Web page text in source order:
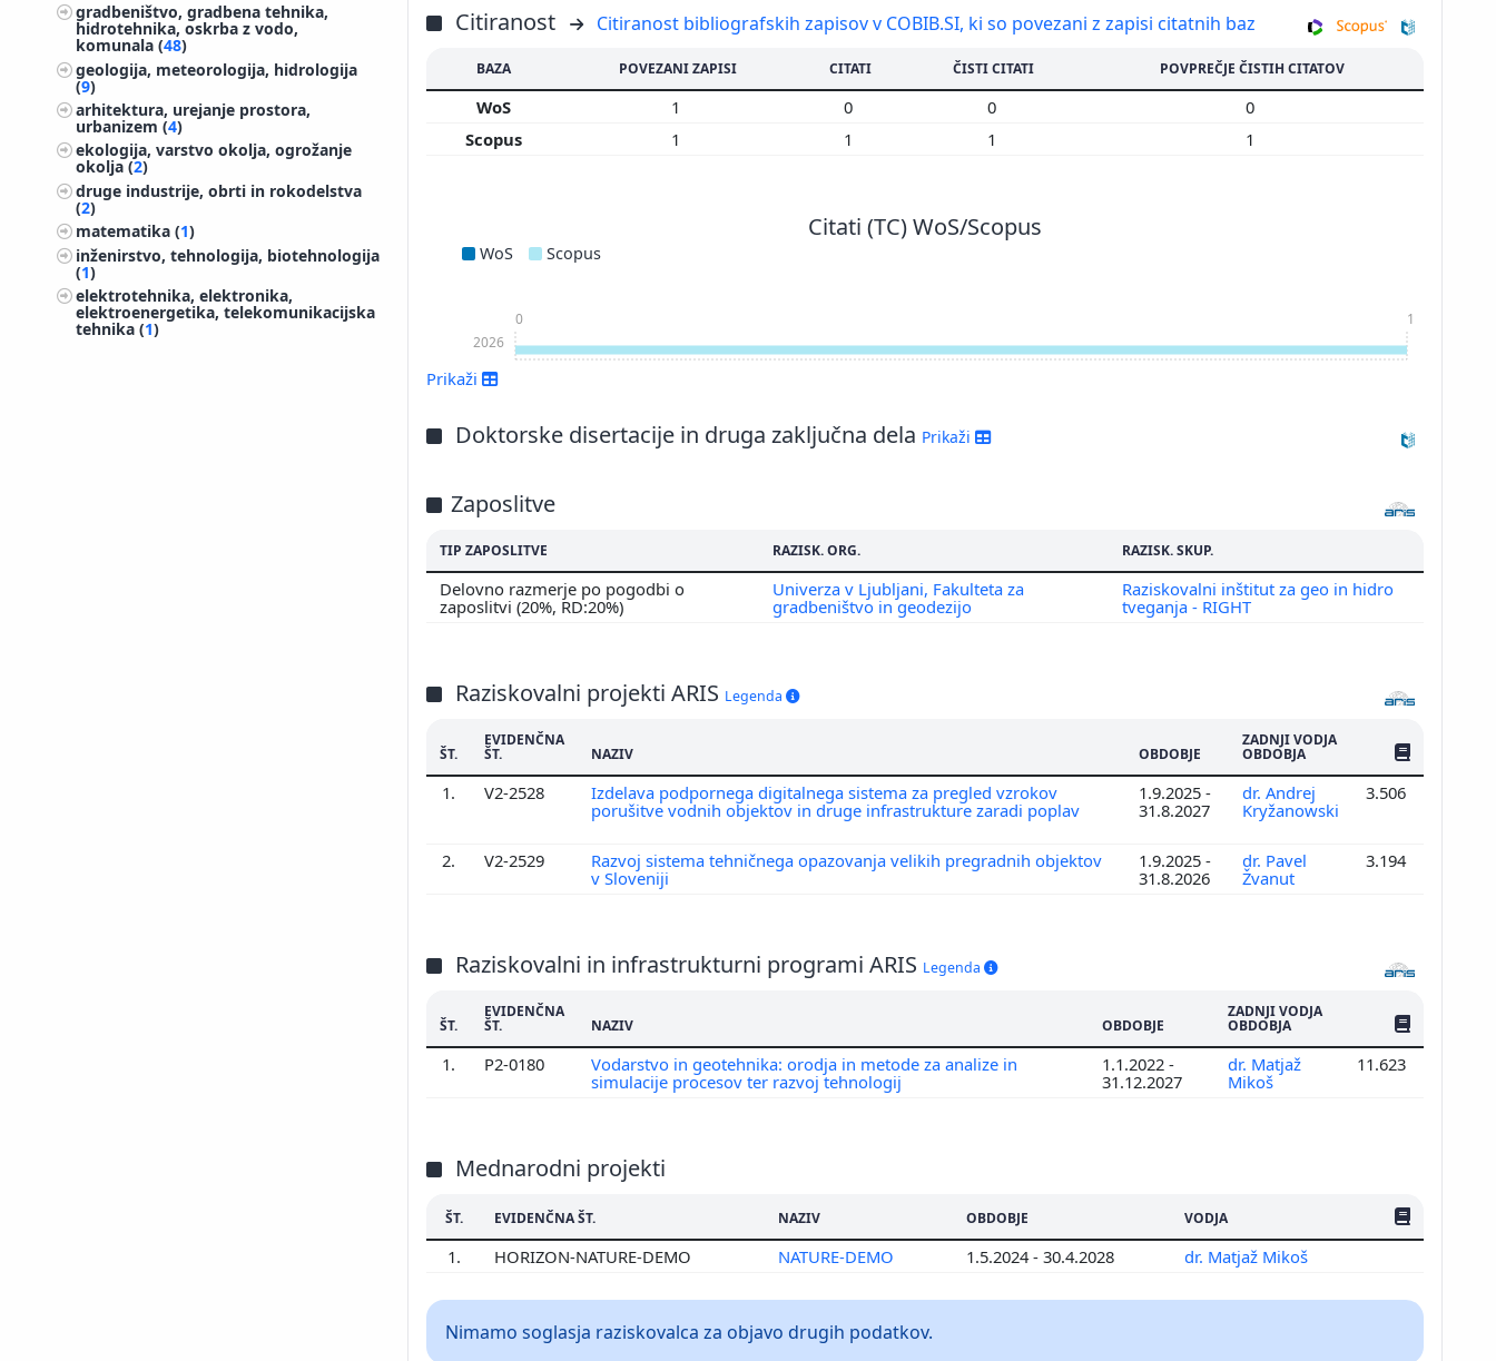
gradbeništvo, gradbena tehnika,
hidrotehnika, oskrba z vodo,
komunala (48)
geologija, meteorologija, hidrologija
(9)
arhitektura, urejanje prostora,
urbanizem (4)
ekologija, varstvo okolja, ogrožanje
okolja (2)
druge industrije, obrti in rokodelstva
(2)
matematika (1)
inženirstvo, tehnologija, biotehnologija
(1)
elektrotehnika, elektronika,
elektroenergetika, telekomunikacijska
tehnika (1)
Citiranost Citiranost bibliografskih zapisov v COBIB.SI, ki so povezani z zapisi citatnih baz
BAZA POVEZANI ZAPISI CITATI ČISTI CITATI POVPREČJE ČISTIH CITATOV
WoS 1 0 0
0
Scopus
1 1 1 1
Citati (TC) WoS/Scopus
WoS Scopus
2026
0 1
Prikaži več
Prikaži
Doktorske disertacije in druga zaključna dela Prikaži
Zaposlitve
TIP ZAPOSLITVE RAZISK. ORG. RAZISK. SKUP.
Delovno razmerje po pogodbi o
zaposlitvi (20%, RD:20%)
Univerza v Ljubljani, Fakulteta za
gradbeništvo in geodezijo
Raziskovalni inštitut za geo in hidro
tveganja - RIGHT
Raziskovalni projekti ARIS Legenda
ŠT.
EVIDENČNA
ŠT. NAZIV OBDOBJE
ZADNJI VODJA
OBDOBJA ŠTEV.
1. V2-2528
Izdelava podpornega digitalnega sistema za pregled vzrokov
porušitve vodnih objektov in druge infrastrukture zaradi poplav
1.9.2025 -
31.8.2027
dr. Andrej
Kryžanowski
3.506
2. V2-2529
Razvoj sistema tehničnega opazovanja velikih pregradnih objektov
v Sloveniji
1.9.2025 -
31.8.2026
dr. Pavel
Žvanut
3.194
Raziskovalni in infrastrukturni programi ARIS Legenda
ŠT.
EVIDENČNA
ŠT. NAZIV OBDOBJE
ZADNJI VODJA
OBDOBJA ŠTEV.
1. P2-0180
Vodarstvo in geotehnika: orodja in metode za analize in
simulacije procesov ter razvoj tehnologij
1.1.2022 -
31.12.2027
dr. Matjaž
Mikoš
11.623
Mednarodni projekti
ŠT. EVIDENČNA ŠT. NAZIV OBDOBJE VODJA ŠTEV.
1. HORIZON-NATURE-DEMO NATURE-DEMO 1.5.2024 - 30.4.2028 dr. Matjaž Mikoš
Nimamo soglasja raziskovalca za objavo drugih podatkov.